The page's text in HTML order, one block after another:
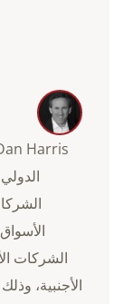
الشركات
الأجنبية،